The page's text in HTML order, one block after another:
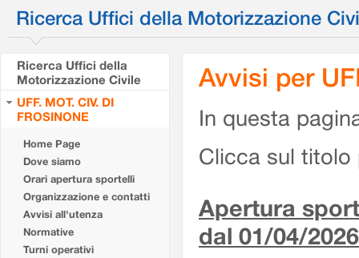
Ricerca Uffici della Motorizzazione
Ricerca Uffici della
Motorizzazione Civile
UFF. MOT. CIV. DI
FROSINONE
Home Page
Dove siamo
Orari apertura sportelli
Organizzazione e contatti
Avvisi all'utenza
Normative
Turni operativi
Avvisi per
In questa
Clicca sul titolo
Apertura
dal 01/04/2026